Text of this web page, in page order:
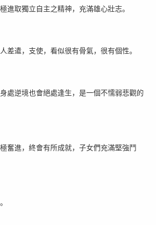
進取獨立自主之精神，充滿雄心壯志。
差遣，支使，看似很有骨氣，很有個性。
處逆境也會絕處逢生，是一個不懦弱悲觀的
奮進，終會有所成就，子女們充滿堅強鬥